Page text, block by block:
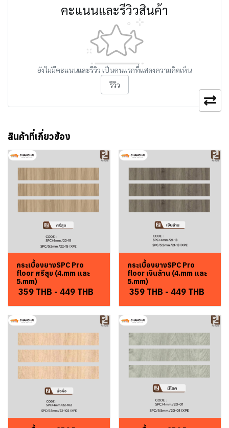
คะแนนและรีวิวสินค้า
ยังไม่มีคะแนนและรีวิว เป็นคนแรกที่แสดงความคิดเห็น
รีวิว
สินค้าที่เกี่ยวข้อง
กระเบื้องยางSPC Pro
floor ศรีสุข (4.mm เเละ
5.mm)
359 THB - 449 THB
กระเบื้องยางSPC Pro
floor เงินล้าน (4.mm เเละ
5.mm)
359 THB - 449 THB